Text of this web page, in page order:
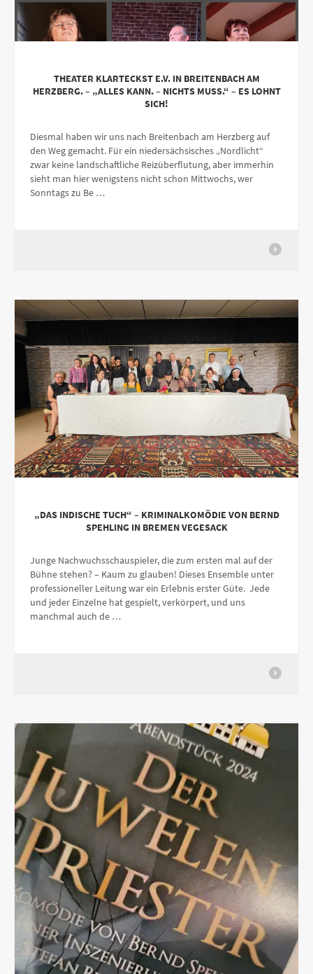
THEATER KLARTECKST E.V. IN BREITENBACH AM
HERZBERG. – „ALLES KANN. – NICHTS MUSS.“ – ES LOHNT
SICH!
Diesmal haben wir uns nach Breitenbach am Herzberg auf
den Weg gemacht. Für ein niedersächsisches „Nordlicht“
zwar keine landschaftliche Reizüberflutung, aber immerhin
sieht man hier wenigstens nicht schon Mittwochs, wer
Sonntags zu Be …
„DAS INDISCHE TUCH“ – KRIMINALKOMÖDIE VON BERND
SPEHLING IN BREMEN VEGESACK
Junge Nachwuchsschauspieler, die zum ersten mal auf der
Bühne stehen? – Kaum zu glauben! Dieses Ensemble unter
professioneller Leitung war ein Erlebnis erster Güte. Jede
und jeder Einzelne hat gespielt, verkörpert, und uns
manchmal auch de …